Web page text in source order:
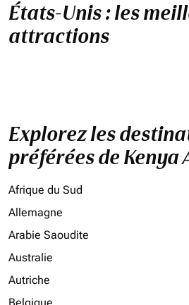
États-Unis : les
attractions
Explorez les
préférées de Kenya
Afrique du Sud
Allemagne
Arabie Saoudite
Australie
Autriche